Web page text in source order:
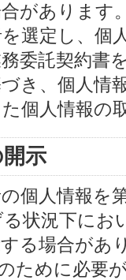
があります
選定し、個
委託契約書
き、個人情
個人情報の
示
個人情報を
状況下にお
る場合があ
ために必要